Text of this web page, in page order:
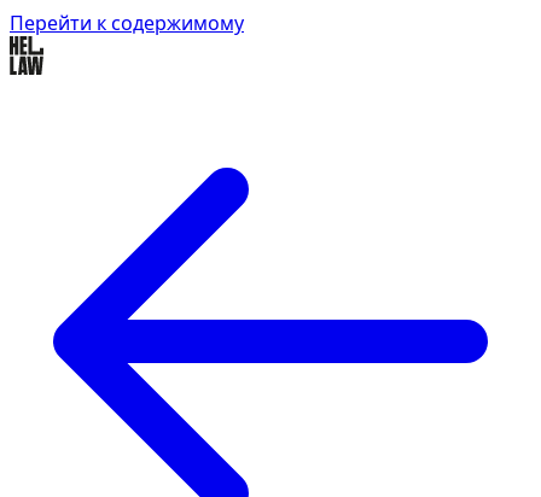
Перейти к содержимому